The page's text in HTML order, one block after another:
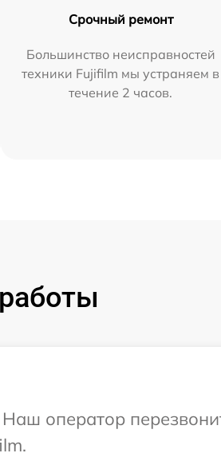
Срочный ремонт
Большинство неисправностей
техники Fujifilm мы устраняем в
течение 2 часов.
оператор